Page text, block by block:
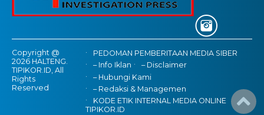
Copyright @
2026 HALTENG.
TIPIKOR.ID, All
Rights
Reserved
PEDOMAN PEMBERITAAN MEDIA SIBER
– Info Iklan
– Disclaimer
– Hubungi Kami
– Redaksi & Managemen
KODE ETIK INTERNAL MEDIA ONLINE
TIPIKOR.ID